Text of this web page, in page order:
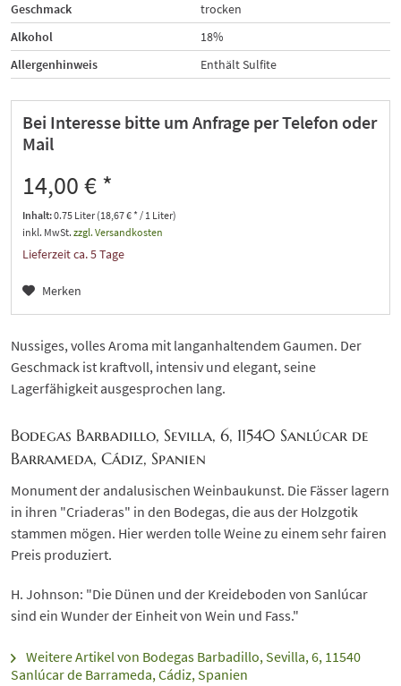
Geschmack
trocken
Alkohol
18%
Allergenhinweis
Enthält Sulfite
Bei Interesse bitte um Anfrage per Telefon oder
Mail
14,00 € *
Inhalt:0.75 Liter (18,67 € * / 1 Liter)
inkl. MwSt. zzgl. Versandkosten
Lieferzeit ca. 5 Tage
Merken
Nussiges, volles Aroma mit langanhaltendem Gaumen. Der
Geschmack ist kraftvoll, intensiv und elegant, seine
Lagerfähigkeit ausgesprochen lang.
Bodegas Barbadillo, Sevilla, 6, 11540 Sanlúcar de
Barrameda, Cádiz, Spanien
Monument der andalusischen Weinbaukunst. Die Fässer lagern
in ihren "Criaderas" in den Bodegas, die aus der Holzgotik
stammen mögen. Hier werden tolle Weine zu einem sehr fairen
Preis produziert.
H. Johnson: "Die Dünen und der Kreideboden von Sanlúcar
sind ein Wunder der Einheit von Wein und Fass."
Weitere Artikel von Bodegas Barbadillo, Sevilla, 6, 11540
Sanlúcar de Barrameda, Cádiz, Spanien